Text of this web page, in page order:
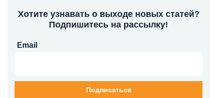
Хотите узнавать о выходе новых статей?
Подпишитесь на рассылку!
Email